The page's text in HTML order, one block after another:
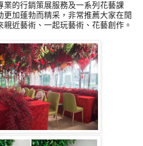
業的行銷策展服務及一系列花藝課
更加蓬勃而精采，非常推薦大家在閒
親近藝術、一起玩藝術、花藝創作。